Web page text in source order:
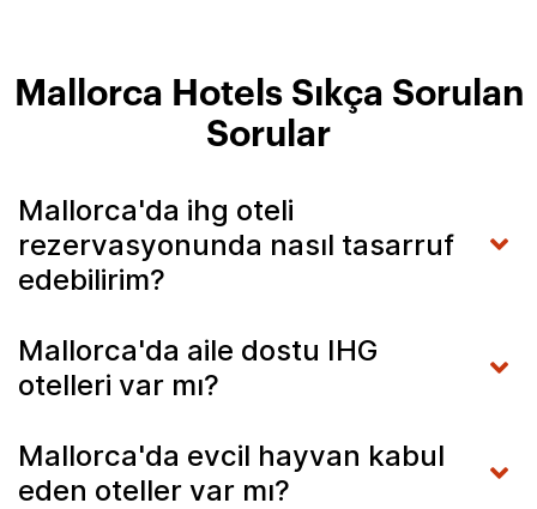
Mallorca Hotels Sıkça Sorulan
Sorular
Mallorca'da ihg oteli
rezervasyonunda nasıl tasarruf
edebilirim?
Mallorca'da aile dostu IHG
otelleri var mı?
Mallorca'da evcil hayvan kabul
eden oteller var mı?